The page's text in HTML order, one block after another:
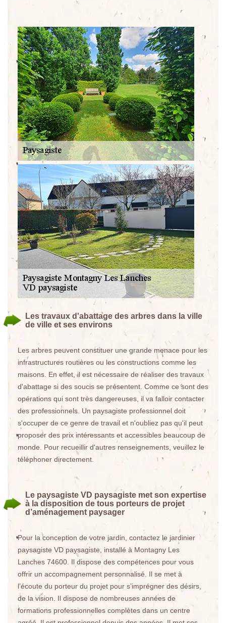
Les travaux d'abattage des arbres dans la ville
de ville et ses environs
Les arbres peuvent constituer une grande menace pour les
infrastructures routières ou les constructions comme les
maisons. En effet, il est nécessaire de réaliser des travaux
d'abattage si des soucis se présentent. Comme ce sont des
opérations qui sont très dangereuses, il va falloir contacter
des professionnels. Un paysagiste professionnel doit
s'occuper de ce genre de travail et n'oubliez pas qu'il peut
proposer des prix intéressants et accessibles beaucoup de
monde. Pour recueillir d'autres renseignements, veuillez le
téléphoner directement.
Le paysagiste VD paysagiste met son expertise
à la disposition de tous porteurs de projet
d’aménagement paysager
Pour la conception de votre jardin, contactez le jardinier
paysagiste VD paysagiste, installé à Montagny Les
Lanches 74600. Il dispose des compétences pour vous
offrir un accompagnement personnalisé. Il se met à
l’écoute du porteur du projet pour s’imprégner des désirs,
de la vision. Il dispose de nombreuses années de
formations professionnelles complètes dans un centre